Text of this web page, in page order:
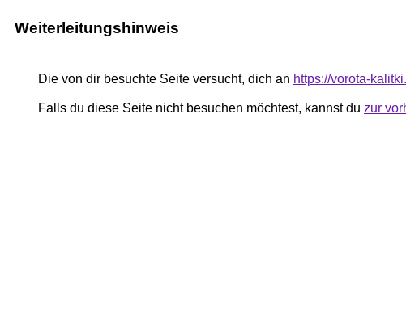
Weiterleitungshinweis
Die von dir besuchte Seite versucht, dich an https://vorota-
Falls du diese Seite nicht besuchen möchtest, kannst du zur